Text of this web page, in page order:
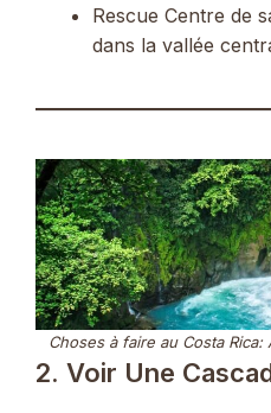
Rescue Centre de
dans la vallée
Choses à faire au Costa
2. Voir Une